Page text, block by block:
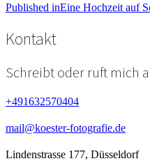
Beitragsnavigation
Published inEine Hochzeit auf
Kontakt
Schreibt oder ruft mich
+491632570404
mail@koester-fotografie.de
Lindenstrasse 177, Düsseldorf